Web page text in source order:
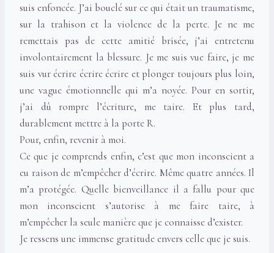
suis enfoncée. J’ai bouclé sur ce qui était un traumatisme,
sur la trahison et la violence de la perte. Je ne me
remettais pas de cette amitié brisée, j’ai entretenu
involontairement la blessure. Je me suis vue faire, je me
suis vur écrire écrire écrire et plonger toujours plus loin,
une vague émotionnelle qui m’a noyée. Pour en sortir,
j’ai dû rompre l’écriture, me taire. Et plus tard,
durablement mettre à la porte R.
Pour, enfin, revenir à moi.
Ce que je comprends enfin, c’est que mon inconscient a
eu raison de m’empêcher d’écrire. Même quatre années. Il
m’a protégée. Quelle bienveillance il a fallu pour que
mon inconscient s’autorise à me faire taire, à
m’empêcher la seule manière que je connaisse d’exister.
Je ressens une immense gratitude envers celle que je suis.